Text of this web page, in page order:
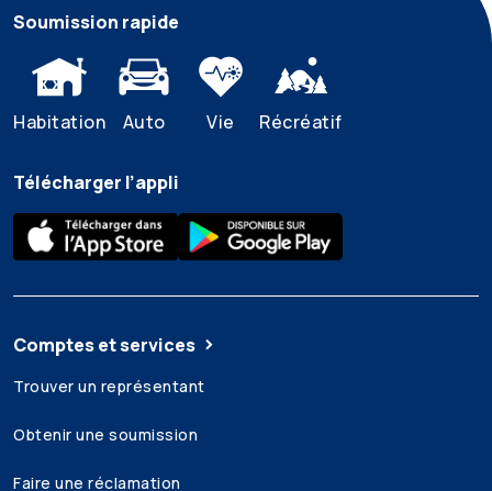
Soumission rapide
Habitation Auto Vie Récréatif
Télécharger l’appli
Comptes et services
Trouver un représentant
Obtenir une soumission
Faire une réclamation